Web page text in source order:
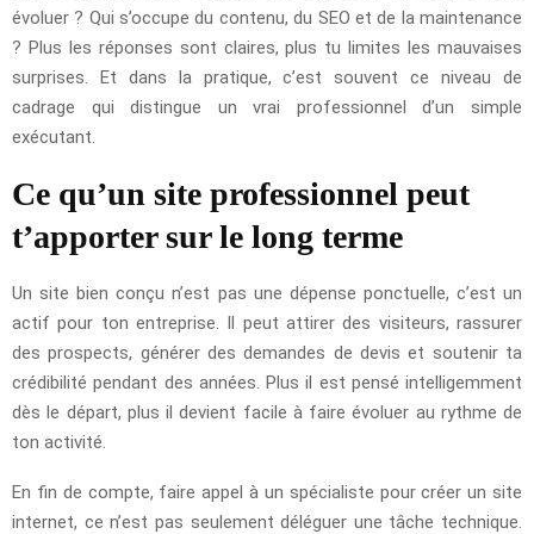
évoluer ? Qui s’occupe du contenu, du SEO et de la maintenance
? Plus les réponses sont claires, plus tu limites les mauvaises
surprises. Et dans la pratique, c’est souvent ce niveau de
cadrage qui distingue un vrai professionnel d’un simple
exécutant.
Ce qu’un site professionnel peut
t’apporter sur le long terme
Un site bien conçu n’est pas une dépense ponctuelle, c’est un
actif pour ton entreprise. Il peut attirer des visiteurs, rassurer
des prospects, générer des demandes de devis et soutenir ta
crédibilité pendant des années. Plus il est pensé intelligemment
dès le départ, plus il devient facile à faire évoluer au rythme de
ton activité.
En fin de compte, faire appel à un spécialiste pour créer un site
internet, ce n’est pas seulement déléguer une tâche technique.